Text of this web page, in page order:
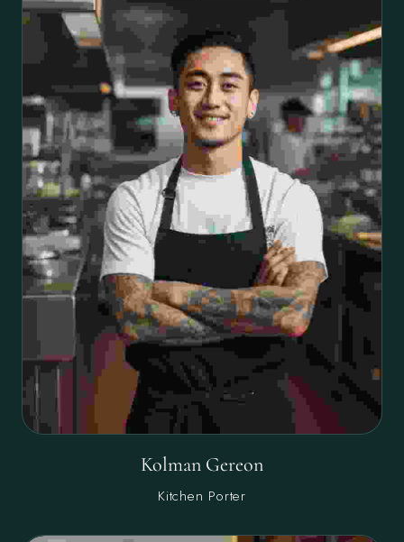
Kolman Gereon
Kitchen Porter